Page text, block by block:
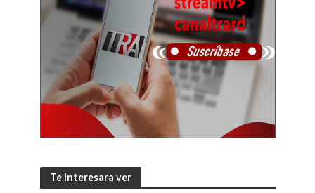
Te interesara ver